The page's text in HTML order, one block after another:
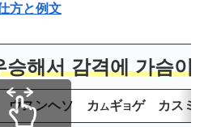
方と例文
승해서 감격에 가슴이
ウスンヘソ カ ムギヨゲ カスミ